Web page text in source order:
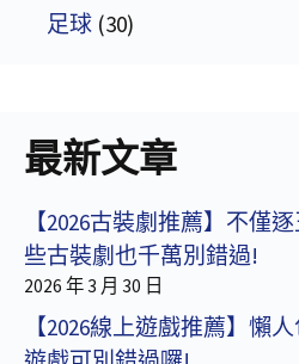
足球 (30)
最新文章
【2026古裝劇推薦】不僅
些古裝劇也千萬別錯過!
2026 年 3 月 30 日
【2026線上遊戲推薦】懶